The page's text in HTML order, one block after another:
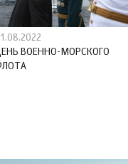
ВОЕННО-МОРСКОГО